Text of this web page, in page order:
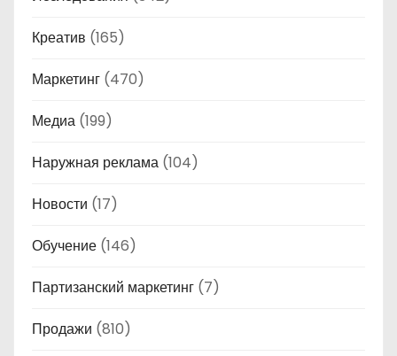
Креатив (165)
Маркетинг (470)
Медиа (199)
Наружная реклама (104)
Новости (17)
Обучение (146)
Партизанский маркетинг (7)
Продажи (810)